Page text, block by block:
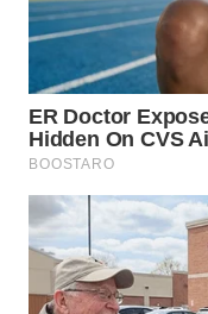
WN
LANGKAT
WN
TAPANULI
SELATAN
TANJUNG
LESUNG